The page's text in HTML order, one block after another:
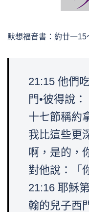
默想福音書：約廿一15
21:15 他們
門•彼得說
十七節稱約
我比這些更
啊，是的，
對他說：「
21:16 耶穌
翰的兒子西